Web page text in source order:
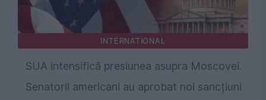
INTERNATIONAL
SUA intensifică presiunea asupra Moscovei.
Senatorii americani au aprobat noi sancțiuni